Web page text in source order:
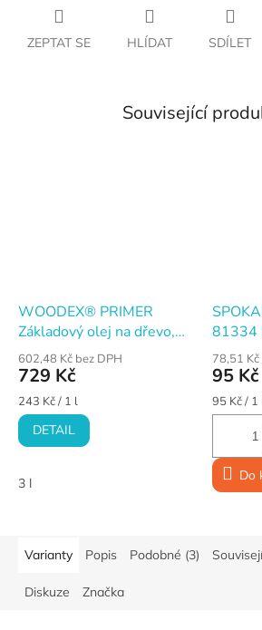
ZEPTAT SE HLÍDAT SDÍLET
Související
WOODEX® PRIMER
Základový olej na dřevo,
bezbarvý
602,48 Kč bez DPH
729 Kč
Měrná
cena:
243 Kč / 1 l
DETAIL
3 l
81334
78,51
95 Kč
Měrná
cena:
95 Kč / 1
Do
Varianty Popis Podobné (3)
Diskuze Značka